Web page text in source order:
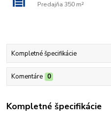
Predajňa 350 m²
Kompletné špecifikácie
Komentáre 0
Kompletné špecifikácie